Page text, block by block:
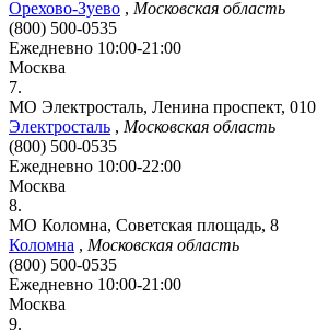
Орехово-Зуево , Московская область
(800) 500-0535
Ежедневно 10:00-21:00
Москва
7.
МО Электросталь, Ленина проспект, 010
Электросталь , Московская область
(800) 500-0535
Ежедневно 10:00-22:00
Москва
8.
МО Коломна, Советская площадь, 8
Коломна , Московская область
(800) 500-0535
Ежедневно 10:00-21:00
Москва
9.